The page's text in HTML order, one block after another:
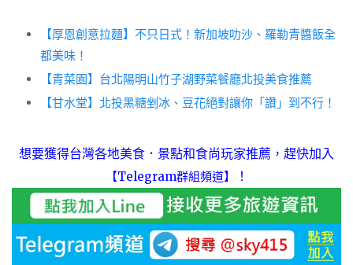
【厚恩創意拉麵】不只日式！新加坡叻沙、羅勒青醬飯全
都美味！
【青菜園】台北陽明山竹子湖野菜餐廳北投美食推薦
【甘水堂】北投黑糖剉冰、豆花絕對讓你「讚」到不行！
想要獲得台灣各地美食．景點和食尚玩家推薦，趕快加入
【Telegram群組頻道】 ！